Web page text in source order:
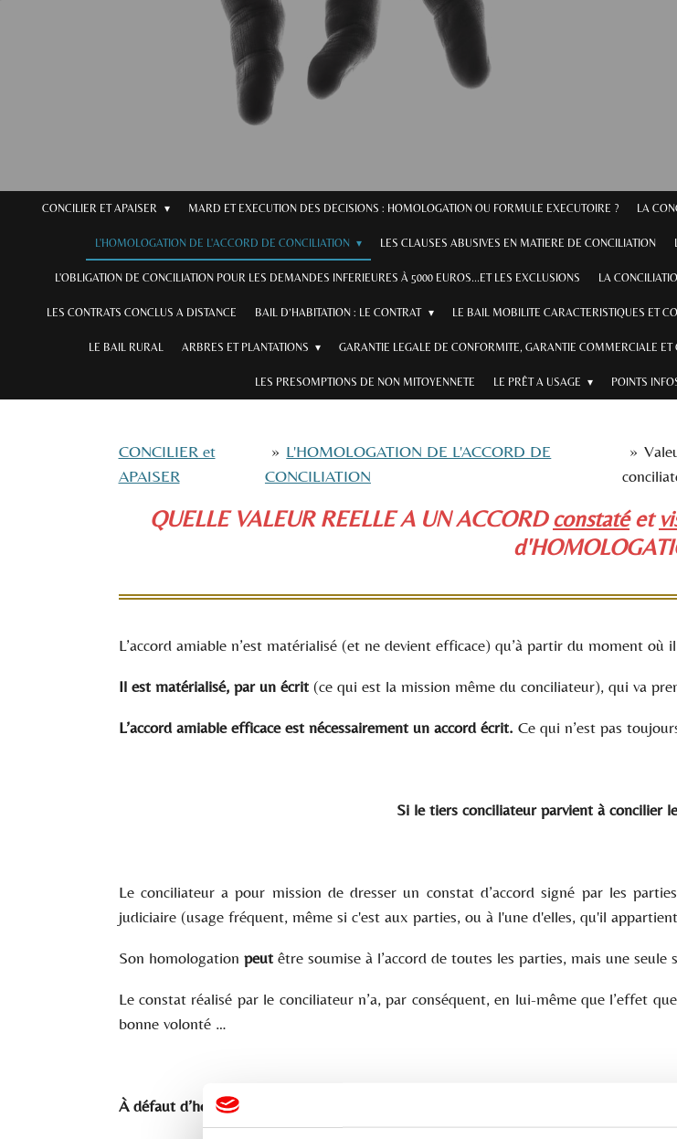
CONCILIER ET APAISER MARD ET EXECUTION DES DECISIONS : HOMOLOGATION OU FORMULE EXECUTOIRE ? LA
L'HOMOLOGATION DE L'ACCORD DE CONCILIATION LES CLAUSES ABUSIVES EN MATIERE DE CONCILIATION
L'OBLIGATION DE CONCILIATION POUR LES DEMANDES INFERIEURES À 5000 EUROS...ET LES EXCLUSIONS LA
LES CONTRATS CONCLUS A DISTANCE BAIL D’HABITATION : LE CONTRAT LE BAIL MOBILITE CARACTERISTIQUES ET
LE BAIL RURAL ARBRES ET PLANTATIONS GARANTIE LEGALE DE CONFORMITE, GARANTIE COMMERCIALE
LES PRESOMPTIONS DE NON MITOYENNETE LE PRÊT A USAGE POINTS
CONCILIER et
APAISER
» L'HOMOLOGATION DE L'ACCORD DE
CONCILIATION
»
QUELLE VALEUR REELLE A UN ACCORDconstatéet
L’accord amiable n’est matérialisé (et ne devient efficace) qu’à partir du moment où
Il est matérialisé, par un écrit(ce qui est la mission même du conciliateur), qui va
L’accord amiable efficace est nécessairement un accord écrit. Ce qui n’est pas
Si le tiers conciliateur parvient à concilier
Le conciliateur a pour mission de dresser un constat d’accord signé par les
judiciaire (usage fréquent, même si c'est aux parties, ou à l'une d'elles, qu'il
Son homologation peutêtre soumise à l’accord de toutes les parties, mais une seule
Le constat réalisé par le conciliateur n’a, par conséquent, en lui-même que l’effet
bonne volonté …
Àdéfaut d’homologation par le juge, cet accord, même « constaté » n’a évidemment